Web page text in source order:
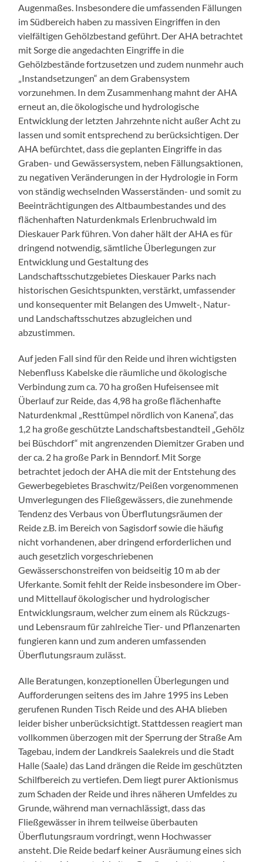
Augenmaßes. Insbesondere die umfassenden Fällungen
im Südbereich haben zu massiven Eingriffen in den
vielfältigen Gehölzbestand geführt. Der AHA betrachtet
mit Sorge die angedachten Eingriffe in die
Gehölzbestände fortzusetzen und zudem nunmehr auch
„Instandsetzungen“ an dem Grabensystem
vorzunehmen. In dem Zusammenhang mahnt der AHA
erneut an, die ökologische und hydrologische
Entwicklung der letzten Jahrzehnte nicht außer Acht zu
lassen und somit entsprechend zu berücksichtigen. Der
AHA befürchtet, dass die geplanten Eingriffe in das
Graben- und Gewässersystem, neben Fällungsaktionen,
zu negativen Veränderungen in der Hydrologie in Form
von ständig wechselnden Wasserständen- und somit zu
Beeinträchtigungen des Altbaumbestandes und des
flächenhaften Naturdenkmals Erlenbruchwald im
Dieskauer Park führen. Von daher hält der AHA es für
dringend notwendig, sämtliche Überlegungen zur
Entwicklung und Gestaltung des
Landschaftsschutzgebietes Dieskauer Parks nach
historischen Gesichtspunkten, verstärkt, umfassender
und konsequenter mit Belangen des Umwelt-, Natur-
und Landschaftsschutzes abzugleichen und
abzustimmen.
Auf jeden Fall sind für den Reide und ihren wichtigsten
Nebenfluss Kabelske die räumliche und ökologische
Verbindung zum ca. 70 ha großen Hufeisensee mit
Überlauf zur Reide, das 4,98 ha große flächenhafte
Naturdenkmal „Resttümpel nördlich von Kanena“, das
1,2 ha große geschützte Landschaftsbestandteil „Gehölz
bei Büschdorf“ mit angrenzenden Diemitzer Graben und
der ca. 2 ha große Park in Benndorf. Mit Sorge
betrachtet jedoch der AHA die mit der Entstehung des
Gewerbegebietes Braschwitz/Peißen vorgenommenen
Umverlegungen des Fließgewässers, die zunehmende
Tendenz des Verbaus von Überflutungsräumen der
Reide z.B. im Bereich von Sagisdorf sowie die häufig
nicht vorhandenen, aber dringend erforderlichen und
auch gesetzlich vorgeschriebenen
Gewässerschonstreifen von beidseitig 10 m ab der
Uferkante. Somit fehlt der Reide insbesondere im Ober-
und Mittellauf ökologischer und hydrologischer
Entwicklungsraum, welcher zum einem als Rückzugs-
und Lebensraum für zahlreiche Tier- und Pflanzenarten
fungieren kann und zum anderen umfassenden
Überflutungsraum zulässt.
Alle Beratungen, konzeptionellen Überlegungen und
Aufforderungen seitens des im Jahre 1995 ins Leben
gerufenen Runden Tisch Reide und des AHA blieben
leider bisher unberücksichtigt. Stattdessen reagiert man
vollkommen überzogen mit der Sperrung der Straße Am
Tagebau, indem der Landkreis Saalekreis und die Stadt
Halle (Saale) das Land drängen die Reide im geschützten
Schilfbereich zu vertiefen. Dem liegt purer Aktionismus
zum Schaden der Reide und ihres näheren Umfeldes zu
Grunde, während man vernachlässigt, dass das
Fließgewässer in ihrem teilweise überbauten
Überflutungsraum vordringt, wenn Hochwasser
ansteht. Die Reide bedarf keiner Ausräumung eines sich